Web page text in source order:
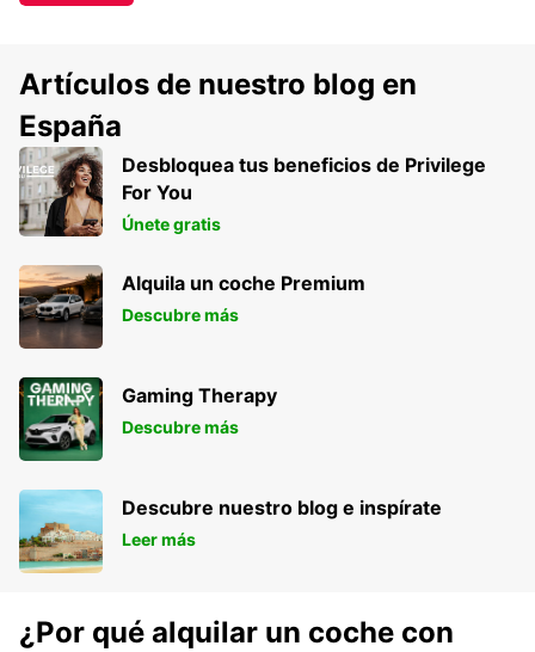
Artículos de nuestro blog en
España
Desbloquea tus beneficios de Privilege
For You
Únete gratis
Alquila un coche Premium
Descubre más
Gaming Therapy
Descubre más
Descubre nuestro blog e inspírate
Leer más
¿Por qué alquilar un coche con